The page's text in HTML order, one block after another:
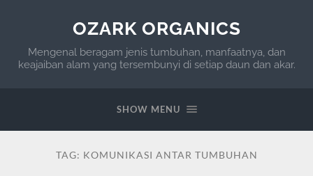
OZARK ORGANICS
Mengenal beragam jenis tumbuhan, manfaatnya, dan
keajaiban alam yang tersembunyi di setiap daun dan akar.
SHOW MENU
TAG: KOMUNIKASI ANTAR TUMBUHAN